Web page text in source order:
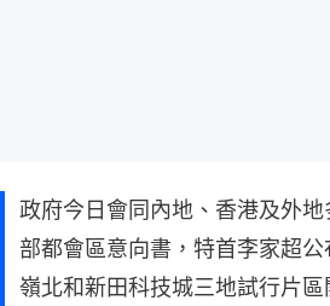
政府今日會同內地、香港及外
部都會區意向書，特首李家超
嶺北和新田科技城三地試行片